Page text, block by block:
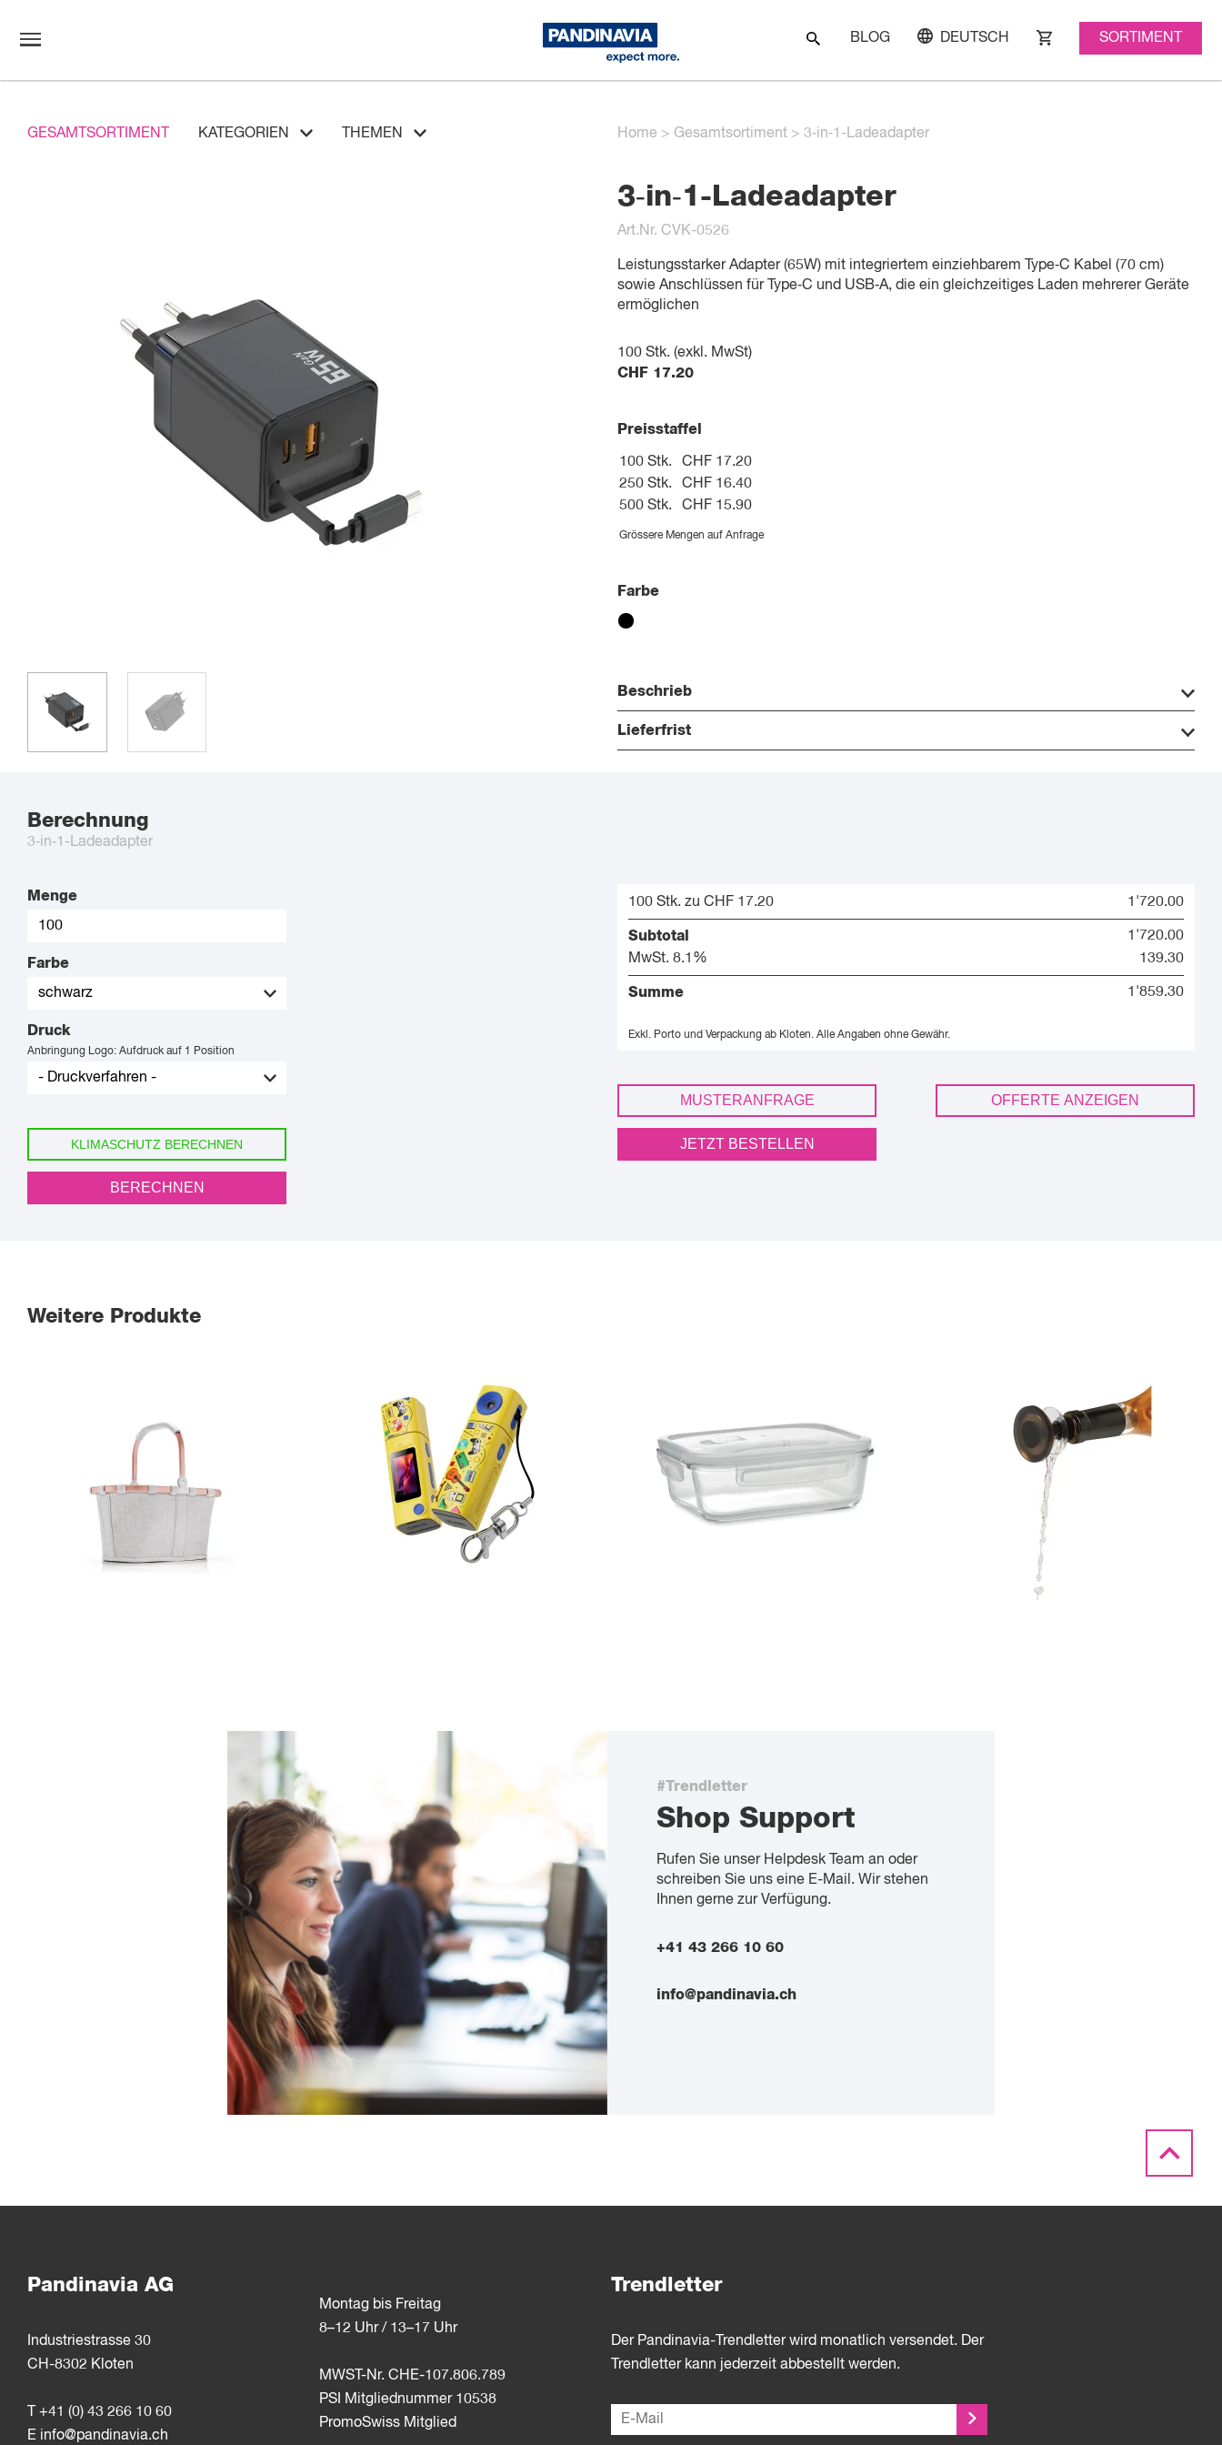
BLOG DEUTSCH SORTIMENT
GESAMTSORTIMENT KATEGORIEN THEMEN Home > Gesamtsortiment > 3‑in‑1-Ladeadapter
3‑in‑1-Ladeadapter
Art.Nr. CVK-0526
Leistungsstarker Adapter (65W) mit integriertem einziehbarem Type‑C Kabel (70 cm)
sowie Anschlüssen für Type‑C und USB‑A, die ein gleichzeitiges Laden mehrerer Geräte
ermöglichen
100 Stk. (exkl. MwSt)
CHF 17.20
Preisstaffel
100 Stk.
CHF 17.20
250 Stk.
CHF 16.40
500 Stk.
CHF 15.90
Grössere Mengen auf Anfrage
Farbe
Beschrieb
Lieferfrist
Berechnung
3‑in‑1-Ladeadapter
Menge
Farbe
Druck
Anbringung Logo: Aufdruck auf 1 Position
KLIMASCHUTZ BERECHNEN
BERECHNEN
100 Stk. zu CHF 17.20 1'720.00
Subtotal
1'720.00
MwSt. 8.1%
139.30
Summe 1'859.30
Exkl. Porto und Verpackung ab Kloten. Alle Angaben ohne Gewähr.
MUSTERANFRAGE OFFERTE ANZEIGEN
JETZT BESTELLEN
Weitere Produkte
#Trendletter
Shop Support
Rufen Sie unser Helpdesk Team an oder
schreiben Sie uns eine E-Mail. Wir stehen
Ihnen gerne zur Verfügung.
+41 43 266 10 60
info@pandinavia.ch
Pandinavia AG
Industriestrasse 30
CH-8302 Kloten
T +41 (0) 43 266 10 60
E info@pandinavia.ch
Montag bis Freitag
8–12 Uhr / 13–17 Uhr
MWST-Nr. CHE-107.806.789
PSI Mitgliednummer 10538
PromoSwiss Mitglied
Trendletter
Der Pandinavia-Trendletter wird monatlich versendet. Der
Trendletter kann jederzeit abbestellt werden.